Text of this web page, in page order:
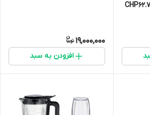
19,000,000
افزودن به سبد